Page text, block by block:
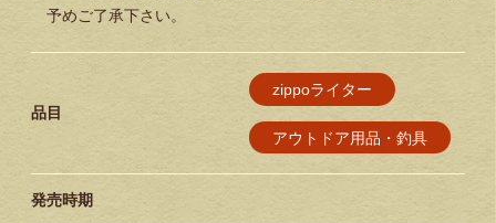
予めご了承下さい。
品目
zippoライター
アウトドア用品・釣具
発売時期